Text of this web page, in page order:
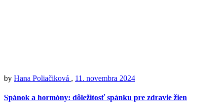
by Hana Poliačiková , 11. novembra 2024
Spánok a hormóny: dôležitosť spánku pre zdravie žien